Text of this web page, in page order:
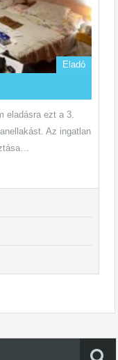
Eladó
eladásra ezt a 3.
Az ingatlan